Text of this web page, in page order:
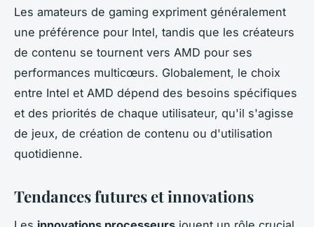
Les amateurs de gaming expriment généralement
une préférence pour Intel, tandis que les créateurs
de contenu se tournent vers AMD pour ses
performances multicœurs. Globalement, le choix
entre Intel et AMD dépend des besoins spécifiques
et des priorités de chaque utilisateur, qu'il s'agisse
de jeux, de création de contenu ou d'utilisation
quotidienne.
Tendances futures et innovations